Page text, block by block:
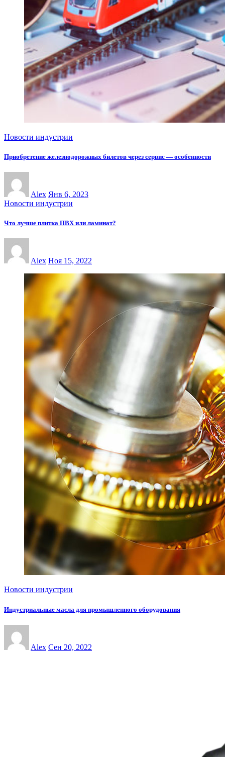
Новости индустрии
Приобретение железнодорожных билетов через сервис — особенности
Alex Янв 6, 2023
Новости индустрии
Что лучше плитка ПВХ или ламинат?
Alex Ноя 15, 2022
Новости индустрии
Индустриальные масла для промышленного оборудования
Alex Сен 20, 2022